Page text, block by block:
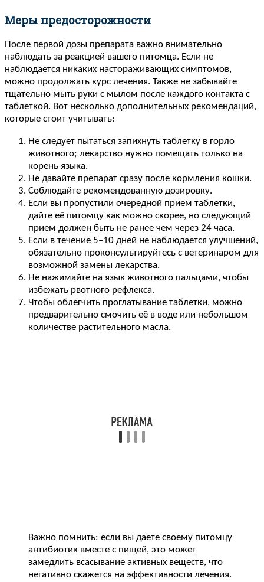
Меры предосторожности
После первой дозы препарата важно внимательно
наблюдать за реакцией вашего питомца. Если не
наблюдается никаких настораживающих симптомов,
можно продолжать курс лечения. Также не забывайте
тщательно мыть руки с мылом после каждого контакта с
таблеткой. Вот несколько дополнительных рекомендаций,
которые стоит учитывать:
Не следует пытаться запихнуть таблетку в горло
животного; лекарство нужно помещать только на
корень языка.
Не давайте препарат сразу после кормления кошки.
Соблюдайте рекомендованную дозировку.
Если вы пропустили очередной прием таблетки,
дайте её питомцу как можно скорее, но следующий
прием должен быть не ранее чем через 24 часа.
Если в течение 5–10 дней не наблюдается улучшений,
обязательно проконсультируйтесь с ветеринаром для
возможной замены лекарства.
Не нажимайте на язык животного пальцами, чтобы
избежать рвотного рефлекса.
Чтобы облегчить проглатывание таблетки, можно
предварительно смочить её в воде или небольшом
количестве растительного масла.
Важно помнить: если вы даете своему питомцу
антибиотик вместе с пищей, это может
замедлить всасывание активных веществ, что
негативно скажется на эффективности лечения.